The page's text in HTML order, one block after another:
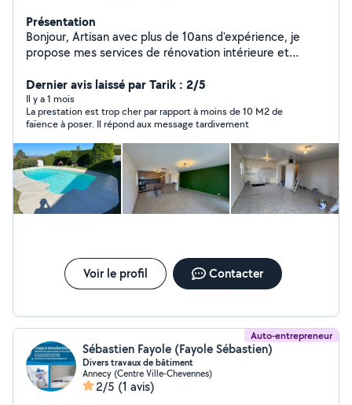
Présentation
Bonjour, Artisan avec plus de 10ans d'expérience, je
propose mes services de rénovation intérieure et
carrelage Pose de placo Pose de parquet Enduit et
lissage Papier peint et fibre de verre Ravalement de
façade Travail propre et soigné Devis gratuit
Déplacement 100150 km autour Téléphone / WhatsApp
Dernier avis laissé par Tarik : 2/5
Il y a 1 mois
La prestation est trop cher par rapport à moins de 10 M2 de
faïence à poser. Il répond aux message tardivement
Voir le profil Contacter
Auto-entrepreneur
Sébastien Fayole (Fayole Sébastien)
Divers travaux de bâtiment
Annecy (Centre Ville-Chevennes)
2/5 (1 avis)